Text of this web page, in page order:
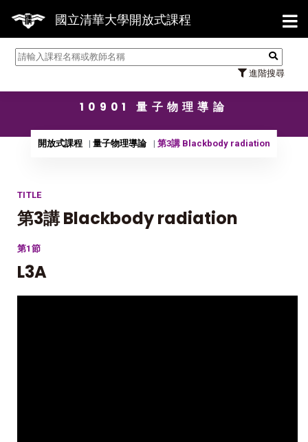
國立清華大學開放式課程
進階搜尋
【7/31】
10901 量子物理導論
開放式課程 量子物理導論 第3講 Blackbody radiation
TITLE
第3講 Blackbody radiation
第1節
L3A